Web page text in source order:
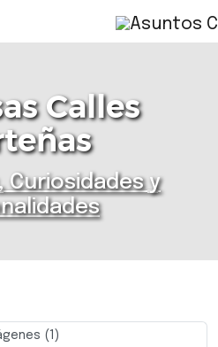
Calles
Curiosidades y
(1)